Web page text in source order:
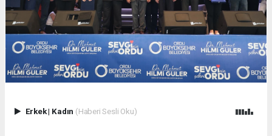
Erkek| Kadın (Haberi Sesli Oku)